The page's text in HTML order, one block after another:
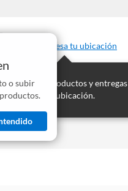
o subir
Ingresa tu ubicación
los productos y entregas
para tu ubicación.